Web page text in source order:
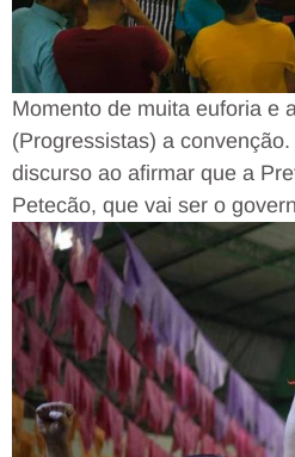
Momento de muita euforia e
(Progressistas) a
discurso ao afirmar que a
Petecão, que vai ser o